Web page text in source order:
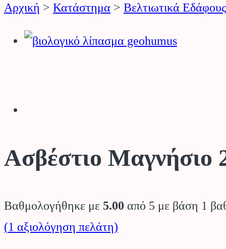
Αρχική > Κατάστημα > Βελτιωτικά Εδάφους
Ασβέστιο
Βαθμολογήθηκε με 5.00 από 5 με βάση 1
(1 αξιολόγηση πελάτη)